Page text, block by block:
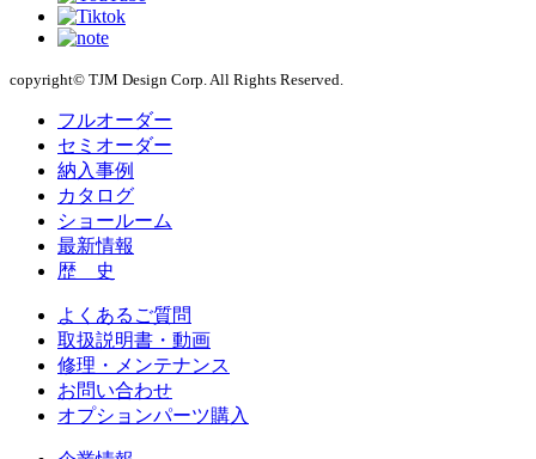
copyright© TJM Design Corp. All Rights Reserved.
フルオーダー
セミオーダー
納入事例
カタログ
ショールーム
最新情報
歴 史
よくあるご質問
取扱説明書・動画
修理・メンテナンス
お問い合わせ
オプションパーツ購入